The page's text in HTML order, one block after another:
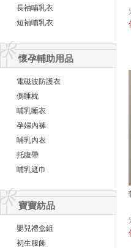
長袖哺乳衣
短袖哺乳衣
懷孕輔助用品
電磁波防護衣
側睡枕
哺乳睡衣
孕婦內褲
哺乳內衣
托腹帶
哺乳遮巾
寶寶紡品
嬰兒禮盒組
初生服飾